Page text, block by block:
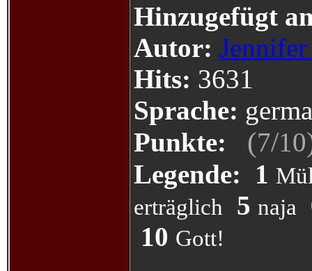
Hinzugefügt
Autor:
Hits: 3631
Sprache:
Punkte:
(7/10
Legende: 1
erträglich
5 naja
10 Gott!